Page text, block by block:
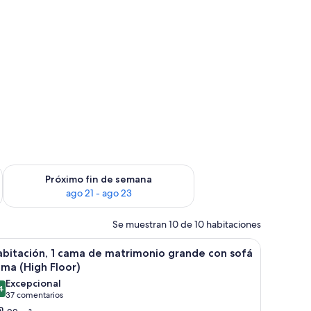
semana, ago 14 - ago 16
Próximo fin de semana
ago 21 - ago 23
Consulta la disponibilidad para el próximo fin de semana,
Se muestran 10 de 10 habitaciones
y silla. Una cama bien tendida con sábanas
6
1 cama de matrimonio grande con sofá
(High Floor)
de 10
Excepcional
37 comentarios
(37 comentarios)